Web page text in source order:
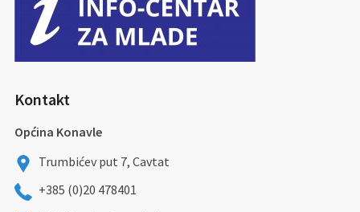
Kontakt
Općina Konavle
Trumbićev put 7, Cavtat
+385 (0)20 478401